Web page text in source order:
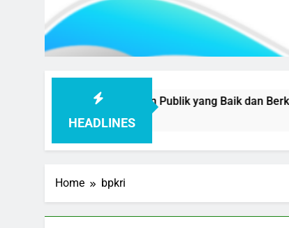
HEADLINES
Pelayanan Publik yang Baik dan Berkepastian
Home bpkri